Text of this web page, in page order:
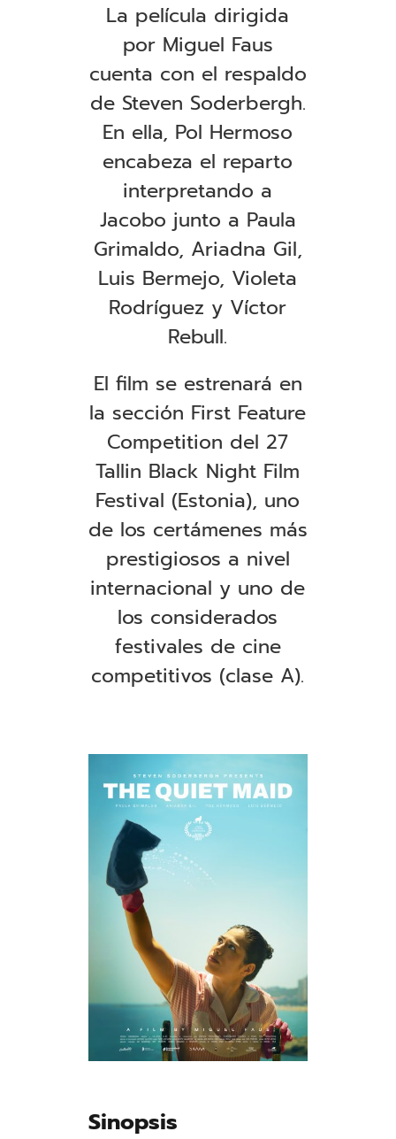
La película dirigida
por Miguel Faus
cuenta con el respaldo
de Steven Soderbergh.
En ella, Pol Hermoso
encabeza el reparto
interpretando a
Jacobo junto a Paula
Grimaldo, Ariadna Gil,
Luis Bermejo, Violeta
Rodríguez y Víctor
Rebull.
El film se estrenará en
la sección First Feature
Competition del 27
Tallin Black Night Film
Festival (Estonia), uno
de los certámenes más
prestigiosos a nivel
internacional y uno de
los considerados
festivales de cine
competitivos (clase A).
Sinopsis